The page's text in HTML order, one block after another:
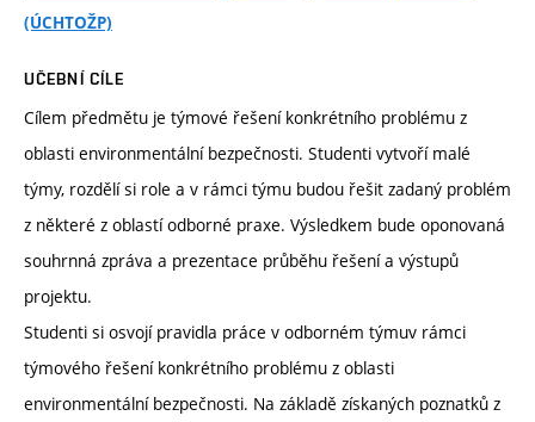
(ÚCHTOŽP)
UČEBNÍ CÍLE
Cílem předmětu je týmové řešení konkrétního problému z
oblasti environmentální bezpečnosti. Studenti vytvoří malé
týmy, rozdělí si role a v rámci týmu budou řešit zadaný problém
z některé z oblastí odborné praxe. Výsledkem bude oponovaná
souhrnná zpráva a prezentace průběhu řešení a výstupů
projektu.
Studenti si osvojí pravidla práce v odborném týmuv rámci
týmového řešení konkrétního problému z oblasti
environmentální bezpečnosti. Na základě získaných poznatků z